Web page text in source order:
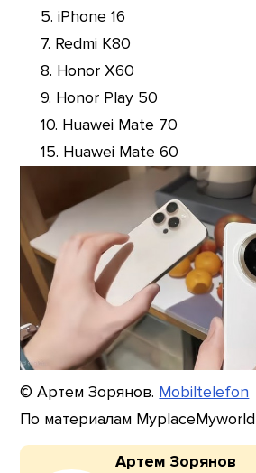
5. iPhone 16
7. Redmi K80
8. Honor X60
9. Honor Play 50
10. Huawei Mate 70
15. Huawei Mate 60
© Артем Зорянов. Mobiltelefon
По материалам MyplaceMyworld
Артем Зорянов